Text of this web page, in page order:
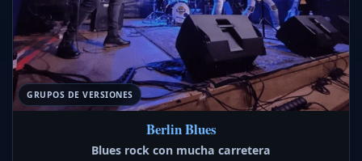
GRUPOS DE VERSIONES
Berlin Blues
Blues rock con mucha carretera